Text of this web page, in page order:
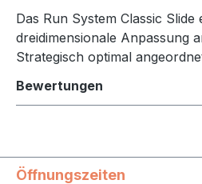
Das Run System Classic Slide
dreidimensionale Anpassung
Strategisch optimal
Bewertungen
Öffnungszeiten